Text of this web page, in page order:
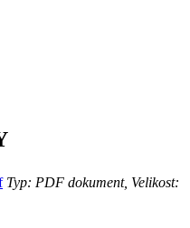
Typ: PDF dokument, Velikost: